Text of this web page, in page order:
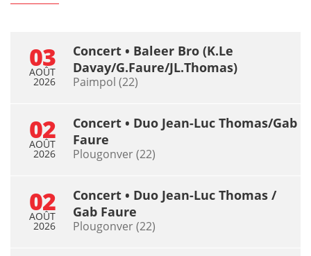
03
AOÛT
2026
Concert • Baleer Bro (K.Le
Davay/G.Faure/JL.Thomas)
Paimpol (22)
02
AOÛT
2026
Concert • Duo Jean-Luc Thomas/Gab
Faure
Plougonver (22)
02
AOÛT
2026
Concert • Duo Jean-Luc Thomas /
Gab Faure
Plougonver (22)